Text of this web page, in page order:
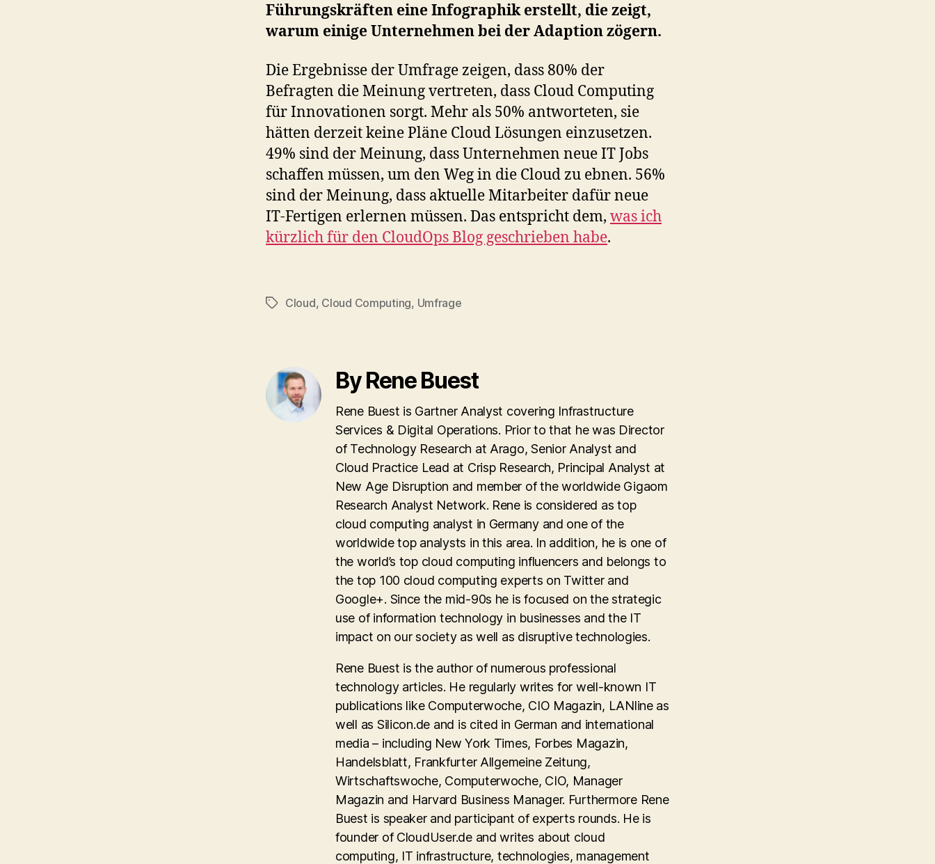
Führungskräften eine Infographik erstellt, die zeigt,
warum einige Unternehmen bei der Adaption zögern.
Die Ergebnisse der Umfrage zeigen, dass 80% der
Befragten die Meinung vertreten, dass Cloud Computing
für Innovationen sorgt. Mehr als 50% antworteten, sie
hätten derzeit keine Pläne Cloud Lösungen einzusetzen.
49% sind der Meinung, dass Unternehmen neue IT Jobs
schaffen müssen, um den Weg in die Cloud zu ebnen. 56%
sind der Meinung, dass aktuelle Mitarbeiter dafür neue
IT-Fertigen erlernen müssen. Das entspricht dem, was ich
kürzlich für den CloudOps Blog geschrieben habe.
TagsCloud, Cloud Computing, Umfrage
By Rene Buest
Rene Buest is Gartner Analyst covering Infrastructure
Services & Digital Operations. Prior to that he was Director
of Technology Research at Arago, Senior Analyst and
Cloud Practice Lead at Crisp Research, Principal Analyst at
New Age Disruption and member of the worldwide Gigaom
Research Analyst Network. Rene is considered as top
cloud computing analyst in Germany and one of the
worldwide top analysts in this area. In addition, he is one of
the world’s top cloud computing influencers and belongs to
the top 100 cloud computing experts on Twitter and
Google+. Since the mid-90s he is focused on the strategic
use of information technology in businesses and the IT
impact on our society as well as disruptive technologies.
Rene Buest is the author of numerous professional
technology articles. He regularly writes for well-known IT
publications like Computerwoche, CIO Magazin, LANline as
well as Silicon.de and is cited in German and international
media – including New York Times, Forbes Magazin,
Handelsblatt, Frankfurter Allgemeine Zeitung,
Wirtschaftswoche, Computerwoche, CIO, Manager
Magazin and Harvard Business Manager. Furthermore Rene
Buest is speaker and participant of experts rounds. He is
founder of CloudUser.de and writes about cloud
computing, IT infrastructure, technologies, management